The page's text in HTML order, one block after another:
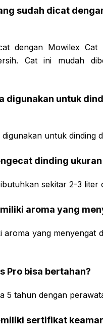
sudah dicat
dengan Mowilex Cat
Cat ini mudah
digunakan untuk
untuk dinding
dinding
sekitar 2-3 liter
aroma yang
yang menyengat
Pro bisa bertahan?
5 tahun dengan
sertifikat